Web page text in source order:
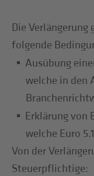
Die
folgende
Ausübung
welche in den
Erklärung von
welche Euro
Von der
Steuerpflichtige: